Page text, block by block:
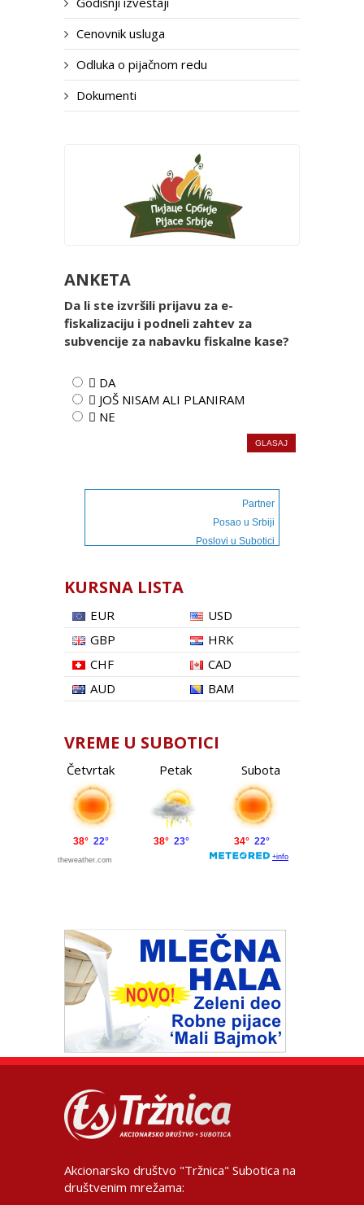
Cenovnik usluga
Odluka o pijačnom redu
Dokumenti
ANKETA
Da li ste izvršili prijavu za e-
fiskalizaciju i podneli zahtev za
subvencije za nabavku fiskalne kase?
 DA
 JOŠ NISAM ALI PLANIRAM
 NE
Partner
Posao u Srbiji
Poslovi u Subotici
KURSNA LISTA
EUR
USD
GBP
HRK
CHF
CAD
AUD
BAM
VREME U SUBOTICI
Četvrtak Petak Subota
Akcionarsko društvo "Tržnica" Subotica na
društvenim mrežama: